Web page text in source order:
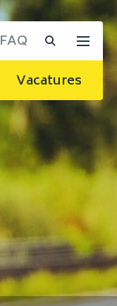
Vacatures
FAQ